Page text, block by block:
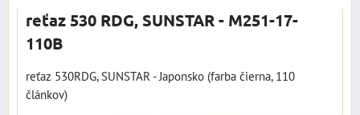
reťaz 530 RDG, SUNSTAR - M251-17-
110B
reťaz 530RDG, SUNSTAR - Japonsko (farba čierna, 110
článkov)